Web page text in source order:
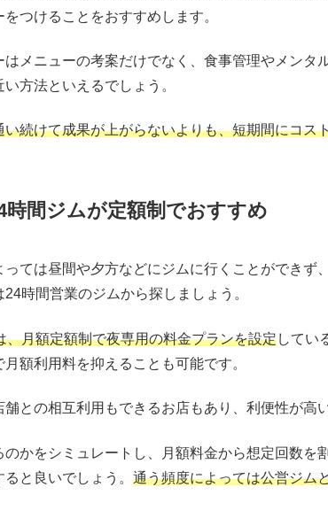
つけることをおすすめします。
メニューの考案だけでなく、食事管理やメンタ
方法といえるでしょう。
続けて成果が上がらないよりも、短期間にコス
時間ジムが定額制でおすすめ
ては昼間や夕方などにジムに行くことができず
時間営業のジムから探しましょう。
、月額定額制で夜専用の料金プランを設定してい
額利用料を抑えることも可能です。
との相互利用もできるお店もあり、利便性が高
のかをシミュレートし、月額料金から想定回数を
と良いでしょう。 通う頻度によっては公営ジム